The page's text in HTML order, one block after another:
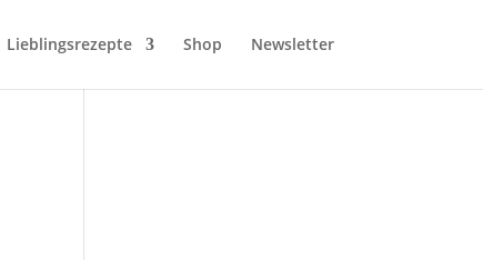
Lieblingsrezepte Shop Newsletter